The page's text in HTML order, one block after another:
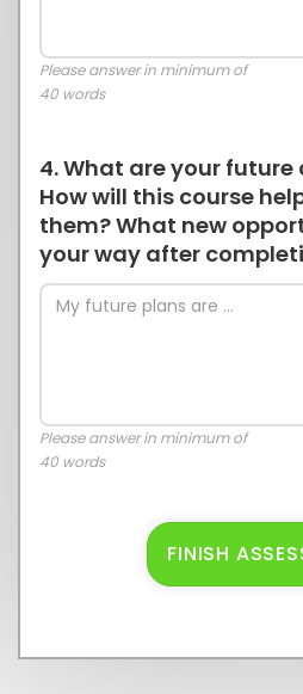
Please answer in minimum of
40 words
4. What are your future
How will this course
them? What new
your way after
Please answer in minimum of
40 words
FINISH
Name